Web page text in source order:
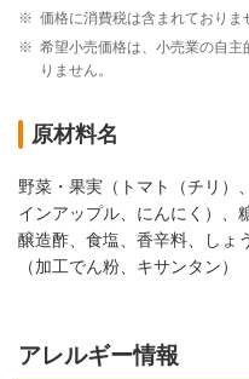
※ 価格に消費税は含まれておりま
※ 希望小売価格は、小売業の自
りません。
原材料名
野菜・果実（トマト（チリ）
インアップル、にんにく）、
醸造酢、食塩、香辛料、しょ
（加工でん粉、キサンタン）
アレルギー情報